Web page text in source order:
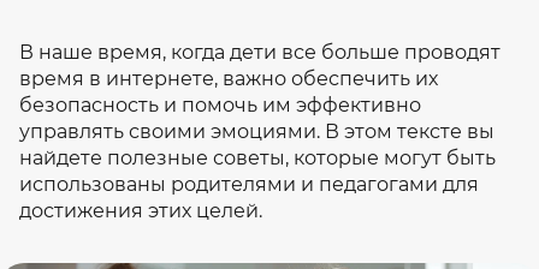
В наше время, когда дети все больше проводят
время в интернете, важно обеспечить их
безопасность и помочь им эффективно
управлять своими эмоциями. В этом тексте вы
найдете полезные советы, которые могут быть
использованы родителями и педагогами для
достижения этих целей.